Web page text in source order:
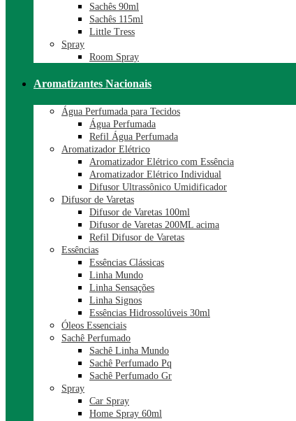
Sachês 90ml
Sachês 115ml
Little Tress
Spray
Room Spray
Aromatizantes Nacionais
Água Perfumada para Tecidos
Água Perfumada
Refil Água Perfumada
Aromatizador Elétrico
Aromatizador Elétrico com Essência
Aromatizador Elétrico Individual
Difusor Ultrassônico Umidificador
Difusor de Varetas
Difusor de Varetas 100ml
Difusor de Varetas 200ML acima
Refil Difusor de Varetas
Essências
Essências Clássicas
Linha Mundo
Linha Sensações
Linha Signos
Essências Hidrossolúveis 30ml
Óleos Essenciais
Sachê Perfumado
Sachê Linha Mundo
Sachê Perfumado Pq
Sachê Perfumado Gr
Spray
Car Spray
Home Spray 60ml